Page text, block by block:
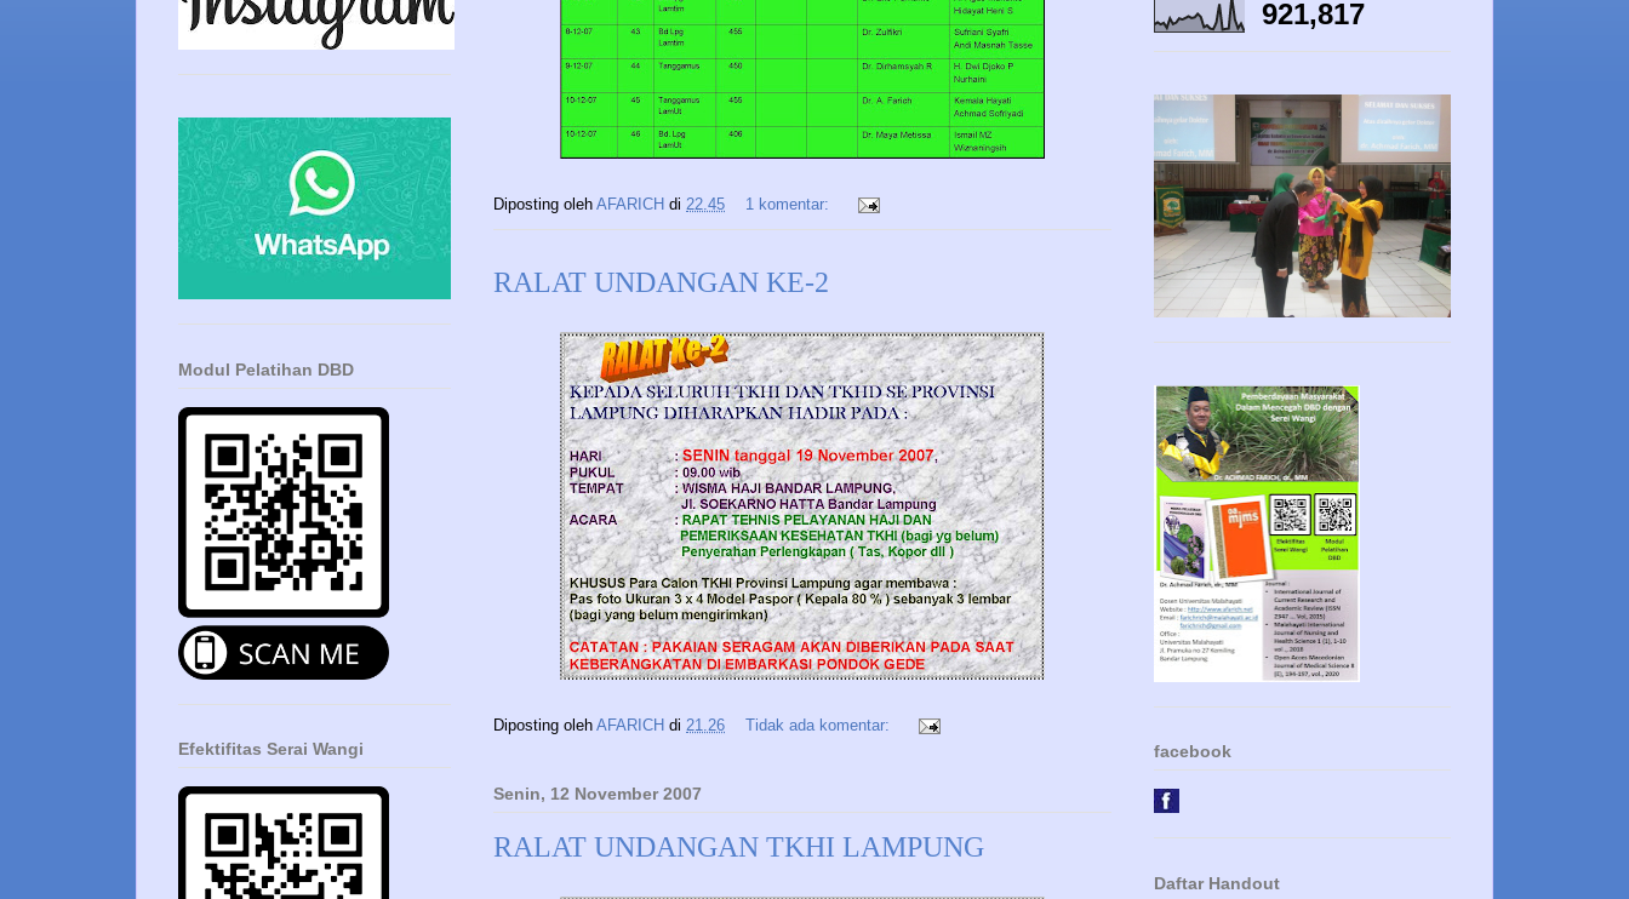
Diposting oleh AFARICH di 22.45 1 komentar:
RALAT UNDANGAN KE-2
Diposting oleh AFARICH di 21.26 Tidak ada komentar:
Senin, 12 November 2007
RALAT UNDANGAN TKHI LAMPUNG
Modul Pelatihan DBD
Efektifitas Serai Wangi
921,817
facebook
Daftar Handout